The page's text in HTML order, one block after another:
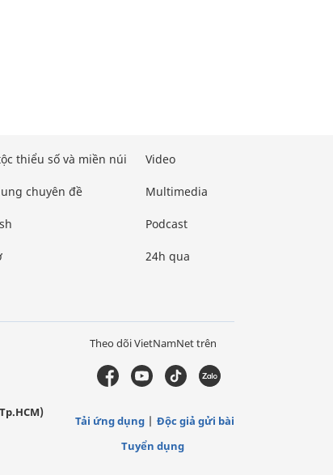
thiểu số và miền núi
chuyên đề
Video
Multimedia
Podcast
24h qua
Theo dõi VietNamNet trên
Tải ứng dụng
Độc giả gửi bài
Tuyển dụng